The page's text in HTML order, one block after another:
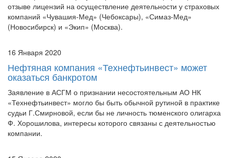
16 января на сайте регулятора появилась информация об
отзыве лицензий на осуществление деятельности у страховых
компаний «Чувашия-Мед» (Чебоксары), «Симаз-Мед»
16 Января 2020
Нефтяная компания «Технефтьинвест» может
оказаться банкротом
Заявление в АСГМ о признании несостоятельным АО НК
«Технефтьинвест» могло бы быть обычной рутиной в практике
судьи Г.Смирновой, если бы не личность тюменского олигарха
Ф. Хорошилова, интересы которого связаны с деятельностью